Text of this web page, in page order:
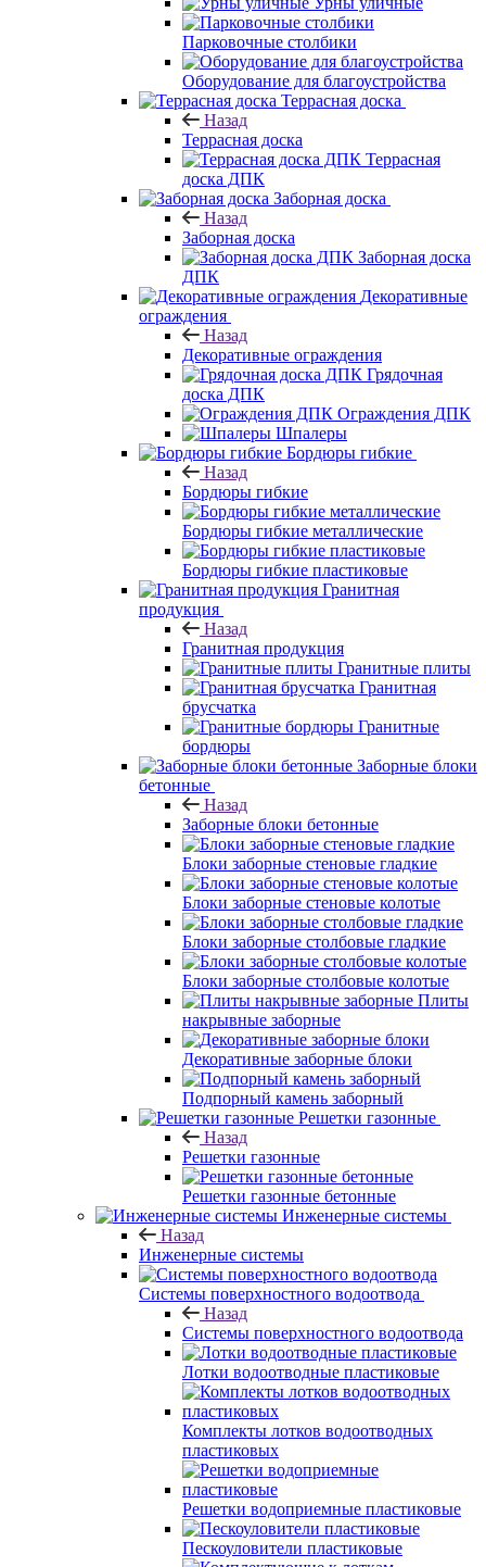
Парковочные столбики
Оборудование для благоустройства
Террасная доска
Назад
Террасная доска
Террасная
доска ДПК
Заборная доска
Назад
Заборная доска
Заборная доска
ДПК
Декоративные
ограждения
Назад
Декоративные ограждения
Грядочная
доска ДПК
Ограждения ДПК
Шпалеры
Бордюры гибкие
Назад
Бордюры гибкие
Бордюры гибкие металлические
Бордюры гибкие пластиковые
Гранитная
продукция
Назад
Гранитная продукция
Гранитные плиты
Гранитная
брусчатка
Гранитные
бордюры
Заборные блоки
бетонные
Назад
Заборные блоки бетонные
Блоки заборные стеновые гладкие
Блоки заборные стеновые колотые
Блоки заборные столбовые гладкие
Блоки заборные столбовые колотые
Плиты
накрывные заборные
Декоративные заборные блоки
Подпорный камень заборный
Решетки газонные
Назад
Решетки газонные
Решетки газонные бетонные
Инженерные системы
Назад
Инженерные системы
Системы поверхностного водоотвода
Назад
Системы поверхностного водоотвода
Лотки водоотводные пластиковые
Комплекты лотков водоотводных
пластиковых
Решетки водоприемные пластиковые
Пескоуловители пластиковые